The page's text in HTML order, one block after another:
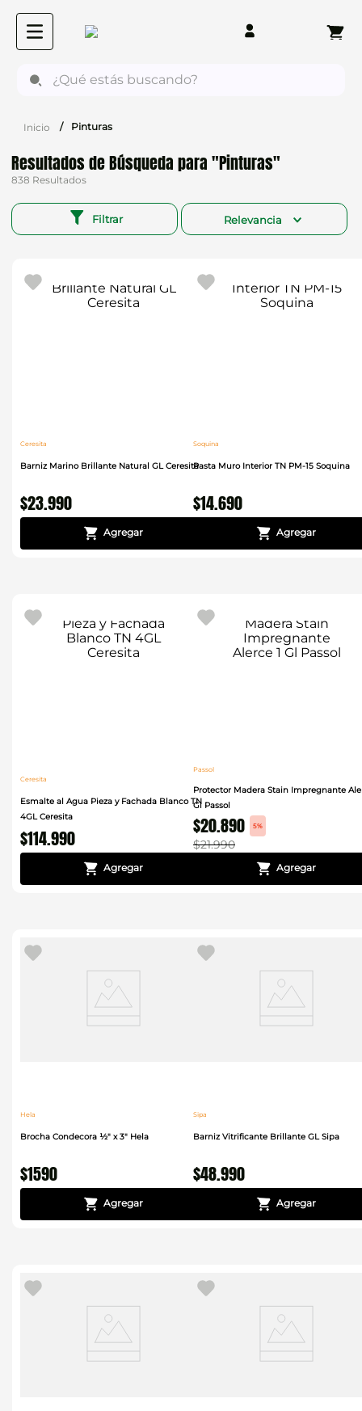
Pinturas
Pinturas
838
Filtrar Relevancia
Ceresita
Barniz Marino Brillante Natural GL Ceresita
$23.990
Soquina
Pasta Muro Interior TN PM-15 Soquina
$14.690
Ceresita
Esmalte al Agua Pieza y Fachada Blanco TN
4GL Ceresita
$114.990
Passol
Protector Madera Stain Impregnante
Gl Passol
$20.890 5%
$21.990
Hela
Brocha Condecora ½" x 3" Hela
$1590
Sipa
Barniz Vitrificante Brillante GL Sipa
$48.990